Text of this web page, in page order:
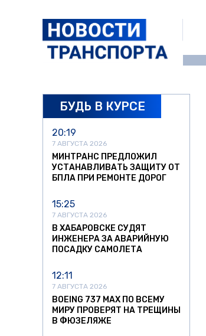
БУДЬ В КУРСЕ
20:19
7 АВГУСТА 2026
МИНТРАНС ПРЕДЛОЖИЛ
УСТАНАВЛИВАТЬ ЗАЩИТУ ОТ
БПЛА ПРИ РЕМОНТЕ ДОРОГ
15:25
7 АВГУСТА 2026
В ХАБАРОВСКЕ СУДЯТ
ИНЖЕНЕРА ЗА АВАРИЙНУЮ
ПОСАДКУ САМОЛЕТА
12:11
7 АВГУСТА 2026
BOEING 737 MAX ПО ВСЕМУ
МИРУ ПРОВЕРЯТ НА ТРЕЩИНЫ
В ФЮЗЕЛЯЖЕ